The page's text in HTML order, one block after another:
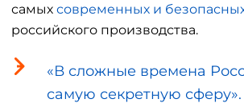
самых современных и
российского производства.
«В сложные времена
самую секретную